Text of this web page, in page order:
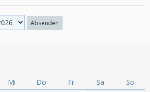
Absenden
Mi Do Fr Sa
So